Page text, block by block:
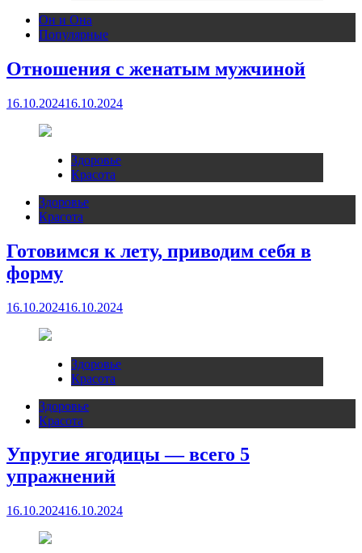
Он и Она
Популярные
Отношения с женатым мужчиной
16.10.202416.10.2024
Здоровье
Красота
Здоровье
Красота
Готовимся к лету, приводим себя в
форму
16.10.202416.10.2024
Здоровье
Красота
Здоровье
Красота
Упругие ягодицы — всего 5
упражнений
16.10.202416.10.2024